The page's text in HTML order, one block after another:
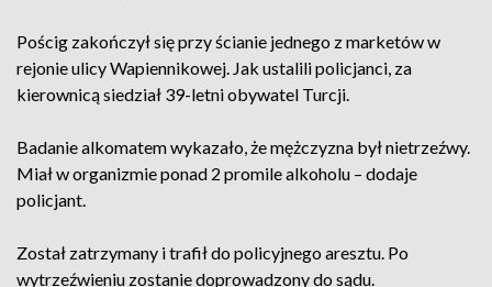
Pościg zakończył się przy ścianie jednego z marketów w
rejonie ulicy Wapiennikowej. Jak ustalili policjanci, za
kierownicą siedział 39-letni obywatel Turcji.
Badanie alkomatem wykazało, że mężczyzna był nietrzeźwy.
Miał w organizmie ponad 2 promile alkoholu – dodaje
policjant.
Został zatrzymany i trafił do policyjnego aresztu. Po
wytrzeźwieniu zostanie doprowadzony do sądu.